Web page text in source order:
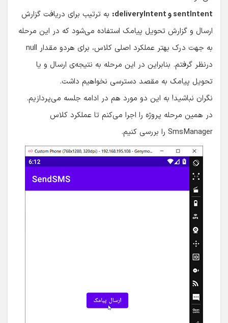
sentIntent و deliveryIntent:
به ترتیب برای دریافت گزارش
ارسال و گزارش تحویل پیامک استفاده می‌شود که در این مرحله
به جهت درک بهتر عملکرد اصلی کلاس، برای هردو مقدار null
درنظر گرفتم. بنابراین در این مرحله به نتیجه‌ی ارسال و یا
تحویل پیامک به مقصد دسترسی نخواهیم داشت.
نگران نباشید! به این دو مورد هم در ادامه جلسه می‌پردازیم.
در همین مرحله پروژه را اجرا می‌کنم تا عملکرد کلاس
SmsManager را بررسی کنیم.